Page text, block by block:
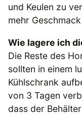
und Keulen zu
mehr
Wie lagere ich
Die Reste des
sollten in einem
Kühlschrank
von 3 Tagen
dass der